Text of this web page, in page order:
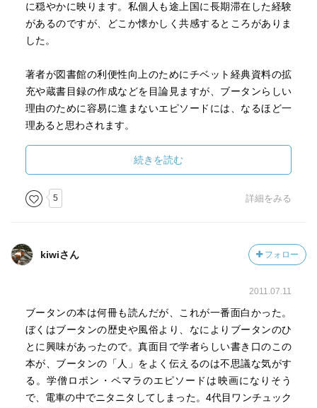
に穏やかに映ります。私個人も途上国に長期滞在した経験
があるのですが、どこか懐かしく共感するところがありま
した。
著者が図書館の利便性向上のためにチベット経典資料の拡
充や蔵書目録の作成などを目論見ますが、ブータンらしい
理由のために容易に進まないエピソードには、なるほど一
理あると思わされます。
そんなブータンも徐々に近代化が進んでいるようですが、
GNHがどのようになっていくのか興味津々です。
続きを読む
5 詳細をみる
kiwiさん フォロー
2011.07.11
ブータンの本は何冊も読んだが、これが一番面白かった。
ぼくはブータンの歴史や風俗より、なによりブータンのひ
とに興味があったので。真面目で学者らしい書き口のこの
本が、ブータンの「人」をよく伝えるのは不思議な気がす
る。学僧ロポン・ペマラのエピソードは映画になりそう
で、電車の中でニタニタしてしまった。4代目ワンチュック